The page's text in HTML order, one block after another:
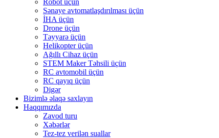
Robot üçün
Sənaye avtomatlaşdırılması üçün
İHA üçün
Drone üçün
Təyyarə üçün
Helikopter üçün
Ağıllı Cihaz üçün
STEM Maker Təhsili üçün
RC avtomobil üçün
RC qayıq üçün
Digər
Bizimlə əlaqə saxlayın
Haqqımızda
Zavod turu
Xəbərlər
Tez-tez verilən suallar